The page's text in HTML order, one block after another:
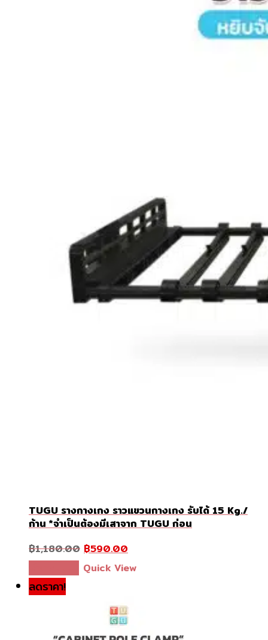
TUGU รางกางเกง ราวแขวนกางเกง รับได้ 15 Kg./
ก้าน *จำเป็นต้องมีเสาจาก TUGU ก่อน
฿1,180.00 Original
price
was:
฿1,180.00.
฿590.00price
฿590.00.
This
multiple
Quick View
ลดราคา!